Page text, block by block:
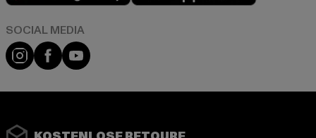
Instagram
FacebookYouTube